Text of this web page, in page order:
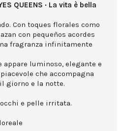
QUEENS · La vita è bella
Con toques florales como
con pequeños acordes
fragranza infinitamente
luminoso, elegante e
che accompagna
giorno e la notte.
e pelle irritata.